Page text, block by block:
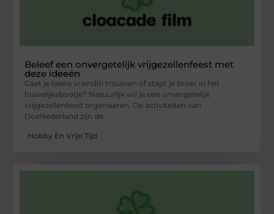
Beleef een onvergetelijk vrijgezellenfeest met
deze ideeën
Gaat je beste vriendin trouwen of stapt je broer in het
huwelijksbootje? Natuurlijk wil je een onvergetelijk
vrijgezellenfeest organiseren. De activiteiten van
DoeNederland zijn de
Hobby En Vrije Tijd